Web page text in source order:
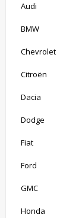
Audi
BMW
Chevrolet
Citroën
Dacia
Dodge
Fiat
Ford
GMC
Honda